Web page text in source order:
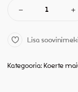
Lisa
Kategooria: Koerte